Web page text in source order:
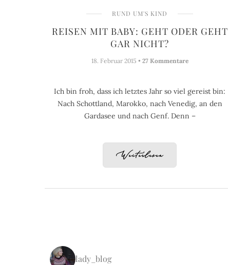
RUND UM'S KIND
REISEN MIT BABY: GEHT ODER GEHT
GAR NICHT?
18. Februar 2015 • 27 Kommentare
Ich bin froh, dass ich letztes Jahr so viel gereist bin:
Nach Schottland, Marokko, nach Venedig, an den
Gardasee und nach Genf. Denn –
Weiterlesen
lady_blog